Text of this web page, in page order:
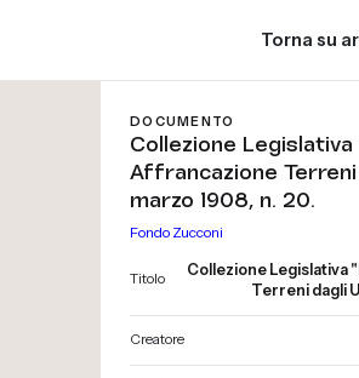
Torna su
DOCUMENTO
Collezione
Affrancazione Terreni
marzo 1908, n. 20.
Fondo Zucconi
Titolo
Collezione Legislativa
Terreni dagli
Creatore